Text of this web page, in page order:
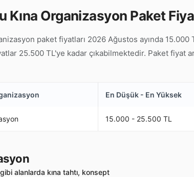
Kına Organizasyon Paket
paket fiyatları 2026 Ağustos ayında
25.500 TL'ye kadar çıkabilmektedir. Paket fiyat
En Düşük - En Yüksek
15.000 - 25.500 TL
alanlarda kına tahtı, konsept